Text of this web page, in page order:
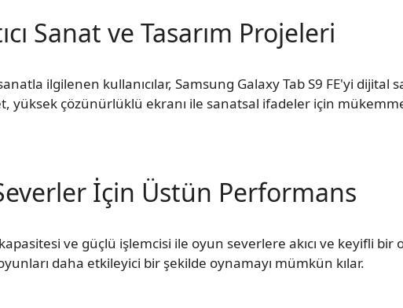
Sanat ve Tasarım Projeleri
ilgilenen kullanıcılar, Samsung Galaxy Tab S9 FE'yi dijital
yüksek çözünürlüklü ekranı ile sanatsal ifadeler için
İçin Üstün Performans
ve güçlü işlemcisi ile oyun severlere akıcı ve keyifli
daha etkileyici bir şekilde oynamayı mümkün kılar.